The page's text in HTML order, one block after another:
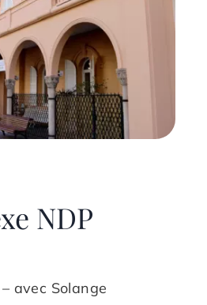
NDP
– avec Solange